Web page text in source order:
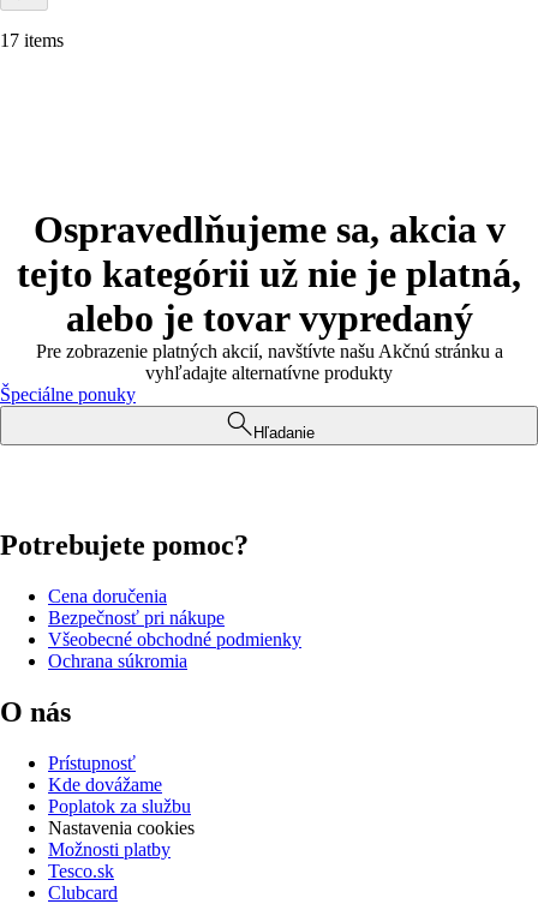
17 items
Ospravedlňujeme sa, akcia v
tejto kategórii už nie je platná,
alebo je tovar vypredaný
Pre zobrazenie platných akcií, navštívte našu Akčnú stránku a
vyhľadajte alternatívne produkty
Špeciálne ponuky
Hľadanie
Potrebujete pomoc?
Cena doručenia
Bezpečnosť pri nákupe
Všeobecné obchodné podmienky
Ochrana súkromia
O nás
Prístupnosť
Kde dovážame
Poplatok za službu
Nastavenia cookies
Možnosti platby
Tesco.sk
Clubcard